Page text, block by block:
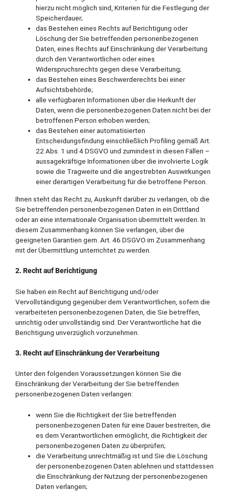
hierzu nicht möglich sind, Kriterien für die Festlegung der
Speicherdauer;
das Bestehen eines Rechts auf Berichtigung oder
Löschung der Sie betreffenden personenbezogenen
Daten, eines Rechts auf Einschränkung der Verarbeitung
durch den Verantwortlichen oder eines
Widerspruchsrechts gegen diese Verarbeitung;
das Bestehen eines Beschwerderechts bei einer
Aufsichtsbehörde;
alle verfügbaren Informationen über die Herkunft der
Daten, wenn die personenbezogenen Daten nicht bei der
betroffenen Person erhoben werden;
das Bestehen einer automatisierten
Entscheidungsfindung einschließlich Profiling gemäß Art.
22 Abs. 1 und 4 DSGVO und zumindest in diesen Fällen –
aussagekräftige Informationen über die involvierte Logik
sowie die Tragweite und die angestrebten Auswirkungen
einer derartigen Verarbeitung für die betroffene Person.
Ihnen steht das Recht zu, Auskunft darüber zu verlangen, ob die
Sie betreffenden personenbezogenen Daten in ein Drittland
oder an eine internationale Organisation übermittelt werden. In
diesem Zusammenhang können Sie verlangen, über die
geeigneten Garantien gem. Art. 46 DSGVO im Zusammenhang
mit der Übermittlung unterrichtet zu werden.
2. Recht auf Berichtigung
Sie haben ein Recht auf Berichtigung und/oder
Vervollständigung gegenüber dem Verantwortlichen, sofern die
verarbeiteten personenbezogenen Daten, die Sie betreffen,
unrichtig oder unvollständig sind. Der Verantwortliche hat die
Berichtigung unverzüglich vorzunehmen.
3. Recht auf Einschränkung der Verarbeitung
Unter den folgenden Voraussetzungen können Sie die
Einschränkung der Verarbeitung der Sie betreffenden
personenbezogenen Daten verlangen:
wenn Sie die Richtigkeit der Sie betreffenden
personenbezogenen Daten für eine Dauer bestreiten, die
es dem Verantwortlichen ermöglicht, die Richtigkeit der
personenbezogenen Daten zu überprüfen;
die Verarbeitung unrechtmäßig ist und Sie die Löschung
der personenbezogenen Daten ablehnen und stattdessen
die Einschränkung der Nutzung der personenbezogenen
Daten verlangen;